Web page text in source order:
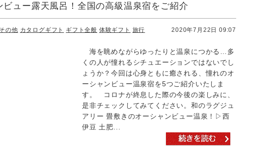
ビュー露天風呂！全国の高級温泉宿をご紹介
その他 カタログギフト ギフト全般 体験ギフト 旅行 2020年7月22日 09:07
海を眺めながらゆったりと温泉につかる…多
くの人が憧れるシチュエーションではないでし
ょうか？今回は心身ともに癒される、憧れのオ
ーシャンビュー温泉宿を5つご紹介いたしま
す。 コロナが終息した際の今後の楽しみに、
是非チェックしてみてください。和のラグジュ
アリー 畳敷きのオーシャンビュー温泉！▷西
伊豆 土肥...